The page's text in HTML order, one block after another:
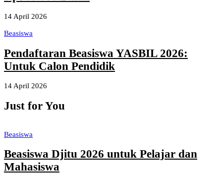
14 April 2026
Beasiswa
Pendaftaran Beasiswa YASBIL 2026:
Untuk Calon Pendidik
14 April 2026
Just for You
Beasiswa
Beasiswa Djitu 2026 untuk Pelajar dan
Mahasiswa